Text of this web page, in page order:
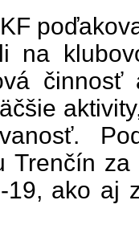
na
činnosť
Trenčín
ako aj